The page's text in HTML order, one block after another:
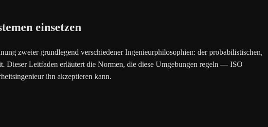
einsetzen
zweier grundlegend verschiedener Ingenieurphilosophien: der probabilistischen,
Dieser Leitfaden erläutert die Normen, die diese Umgebungen regeln — ISO
ihn akzeptieren kann.